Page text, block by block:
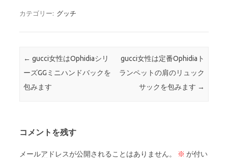
カテゴリー: グッチ
投稿ナビゲーション
← gucci女性はOphidiaシリ
ーズGGミニハンドバックを
包みます
gucci女性は定番Ophidiaト
ランペットの肩のリュック
サックを包みます →
コメントを残す
メールアドレスが公開されることはありません。 ※ が付い